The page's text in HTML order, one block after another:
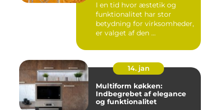
I en tid hvor æstetik og
funktionalitet har stor
betydning for virksomheder,
er valget af den ...
14. jan
Multiform køkken:
Indbegrebet af elegance
og funktionalitet